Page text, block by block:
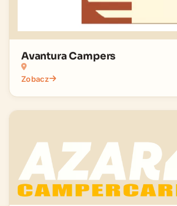
Avantura Campers
Zobacz